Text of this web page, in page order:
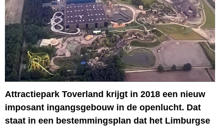
Attractiepark Toverland krijgt in 2018 een nieuw
imposant ingangsgebouw in de openlucht. Dat
staat in een bestemmingsplan dat het Limburgse